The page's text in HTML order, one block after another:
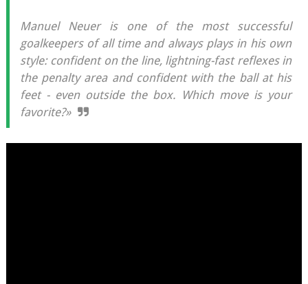
Manuel Neuer is one of the most successful
goalkeepers of all time and always plays in his own
style: confident on the line, lightning-fast reflexes in
the penalty area and confident with the ball at his
feet - even outside the box. Which move is your
favorite?»